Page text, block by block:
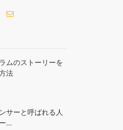
ムのストーリーを
法
サーと呼ばれる人
…